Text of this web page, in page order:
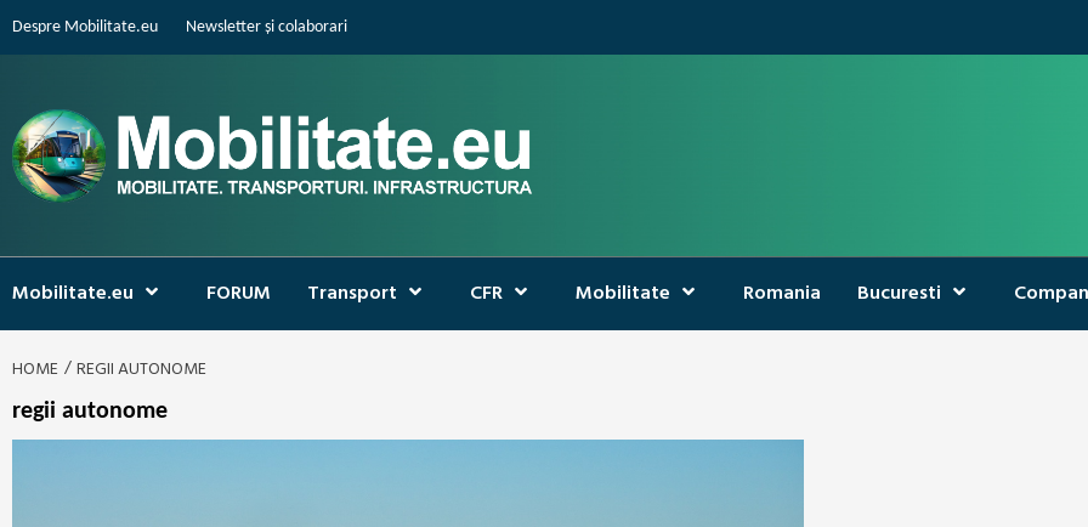
Despre Mobilitate.eu Newsletter și colaborari
Mobilitate.eu FORUM Transport CFR Mobilitate Romania Bucuresti
HOME REGII AUTONOME
regii autonome